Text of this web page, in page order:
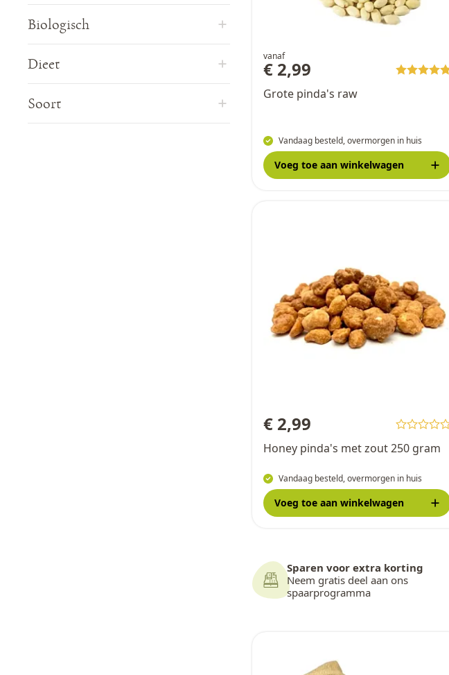
Biologisch
Dieet
Soort
vanaf
€ 2,99
Grote pinda's raw
Vandaag besteld, overmorgen in huis
Voeg toe aan winkelwagen
€ 2,99
Honey pinda's met zout 250 gram
Vandaag besteld, overmorgen in huis
Voeg toe aan winkelwagen
Sparen voor extra korting
Neem gratis deel aan ons
spaarprogramma